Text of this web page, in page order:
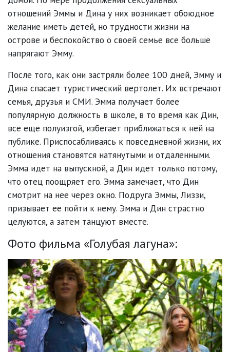
отношений Эммы и Дина у них возникает обоюдное
желание иметь детей, но трудности жизни на
острове и беспокойство о своей семье все больше
напрягают Эмму.
После того, как они застряли более 100 дней, Эмму и
Дина спасает туристический вертолет. Их встречают
семья, друзья и СМИ. Эмма получает более
популярную должность в школе, в то время как Дин,
все еще полуизгой, избегает приближаться к ней на
публике. Приспосабливаясь к повседневной жизни, их
отношения становятся натянутыми и отдаленными.
Эмма идет на выпускной, а Дин идет только потому,
что отец поощряет его. Эмма замечает, что Дин
смотрит на нее через окно. Подруга Эммы, Лиззи,
призывает ее пойти к нему. Эмма и Дин страстно
целуются, а затем танцуют вместе.
Фото фильма «Голубая лагуна»: